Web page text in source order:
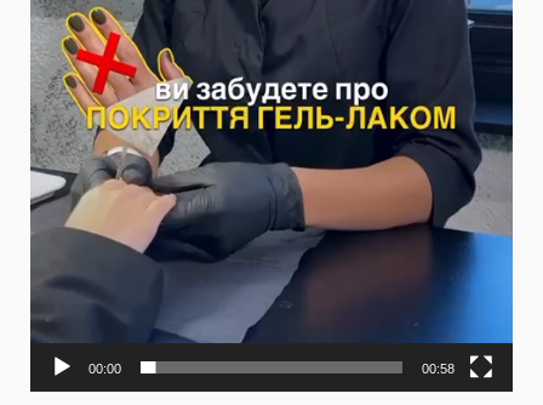
00:00 00:58